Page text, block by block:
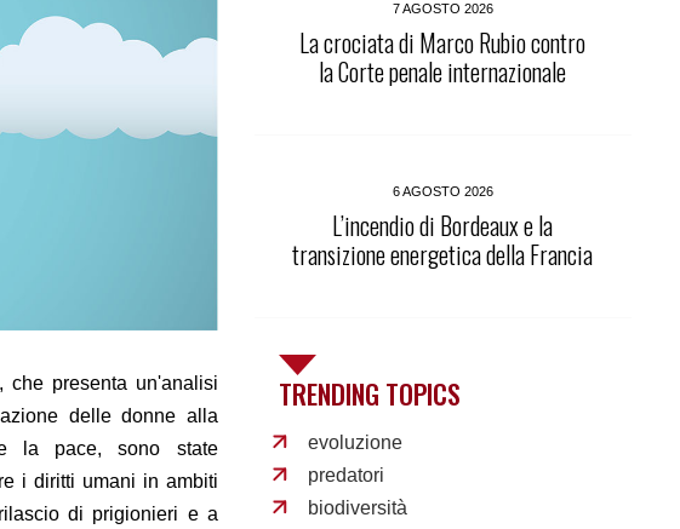
presenta un'analisi
delle donne alla
la pace, sono state
i diritti umani in ambiti
di prigionieri e a
7 AGOSTO 2026
La crociata di Marco Rubio contro
la Corte penale internazionale
6 AGOSTO 2026
L’incendio di Bordeaux e la
transizione energetica della Francia
TRENDING TOPICS
evoluzione
predatori
biodiversità